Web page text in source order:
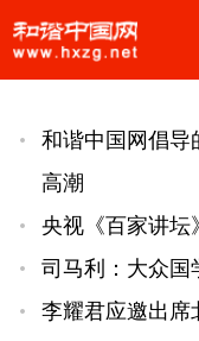
和谐中国网倡导
高潮
央视《百家讲坛
司马利：大众国
李耀君应邀出席